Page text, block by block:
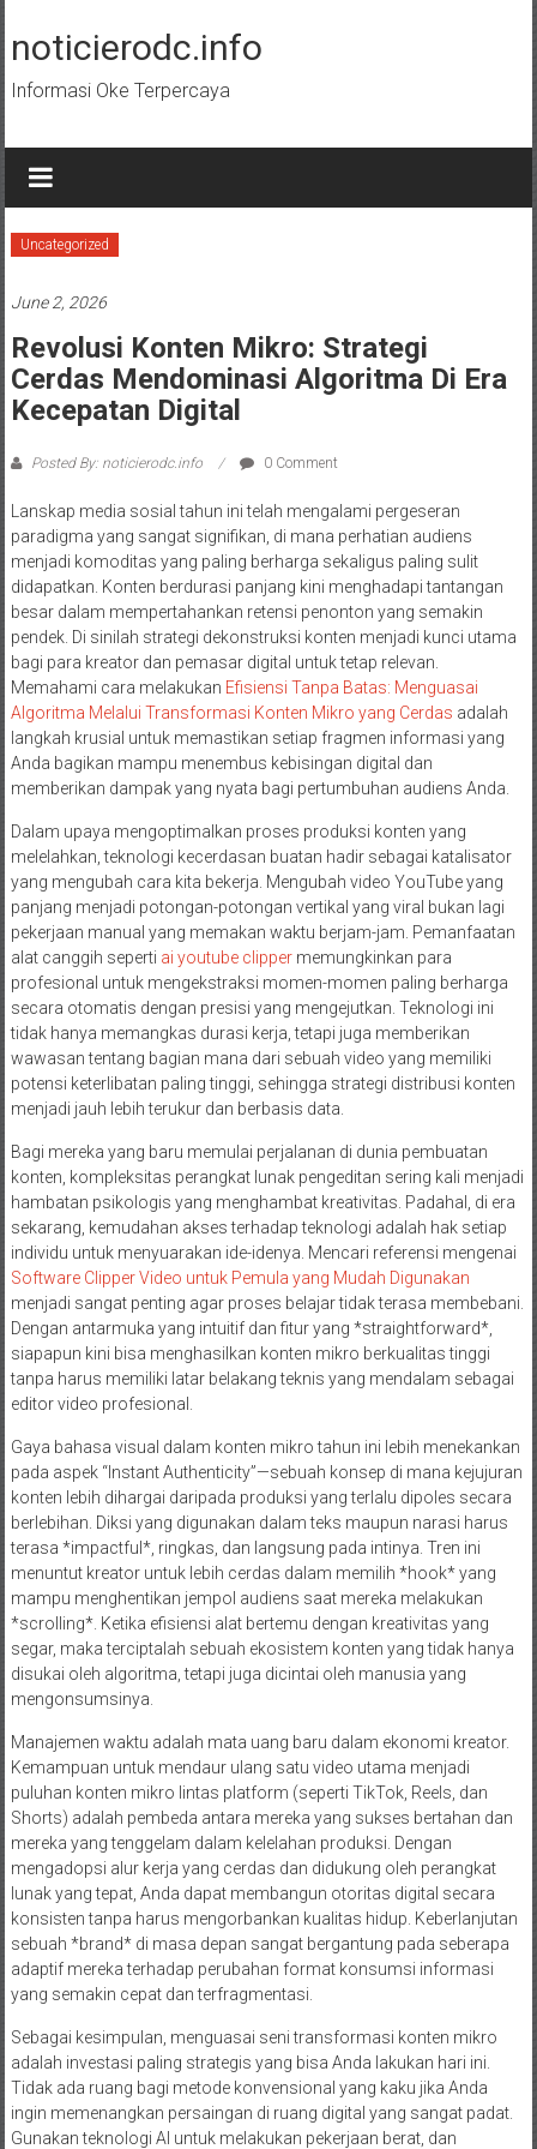
content
noticierodc.info
Informasi Oke Terpercaya
Uncategorized
June 2, 2026
Revolusi Konten Mikro: Strategi
Cerdas Mendominasi Algoritma Di Era
Kecepatan Digital
Posted By: noticierodc.info 0 Comment
Lanskap media sosial tahun ini telah mengalami pergeseran
paradigma yang sangat signifikan, di mana perhatian audiens
menjadi komoditas yang paling berharga sekaligus paling sulit
didapatkan. Konten berdurasi panjang kini menghadapi tantangan
besar dalam mempertahankan retensi penonton yang semakin
pendek. Di sinilah strategi dekonstruksi konten menjadi kunci utama
bagi para kreator dan pemasar digital untuk tetap relevan.
Memahami cara melakukan Efisiensi Tanpa Batas: Menguasai
Algoritma Melalui Transformasi Konten Mikro yang Cerdas adalah
langkah krusial untuk memastikan setiap fragmen informasi yang
Anda bagikan mampu menembus kebisingan digital dan
memberikan dampak yang nyata bagi pertumbuhan audiens Anda.
Dalam upaya mengoptimalkan proses produksi konten yang
melelahkan, teknologi kecerdasan buatan hadir sebagai katalisator
yang mengubah cara kita bekerja. Mengubah video YouTube yang
panjang menjadi potongan-potongan vertikal yang viral bukan lagi
pekerjaan manual yang memakan waktu berjam-jam. Pemanfaatan
alat canggih seperti ai youtube clippermemungkinkan para
profesional untuk mengekstraksi momen-momen paling berharga
secara otomatis dengan presisi yang mengejutkan. Teknologi ini
tidak hanya memangkas durasi kerja, tetapi juga memberikan
wawasan tentang bagian mana dari sebuah video yang memiliki
potensi keterlibatan paling tinggi, sehingga strategi distribusi konten
menjadi jauh lebih terukur dan berbasis data.
Bagi mereka yang baru memulai perjalanan di dunia pembuatan
konten, kompleksitas perangkat lunak pengeditan sering kali menjadi
hambatan psikologis yang menghambat kreativitas. Padahal, di era
sekarang, kemudahan akses terhadap teknologi adalah hak setiap
individu untuk menyuarakan ide-idenya. Mencari referensi mengenai
Software Clipper Video untuk Pemula yang Mudah Digunakan
menjadi sangat penting agar proses belajar tidak terasa membebani.
Dengan antarmuka yang intuitif dan fitur yang *straightforward*,
siapapun kini bisa menghasilkan konten mikro berkualitas tinggi
tanpa harus memiliki latar belakang teknis yang mendalam sebagai
editor video profesional.
Gaya bahasa visual dalam konten mikro tahun ini lebih menekankan
pada aspek “Instant Authenticity”—sebuah konsep di mana kejujuran
konten lebih dihargai daripada produksi yang terlalu dipoles secara
berlebihan. Diksi yang digunakan dalam teks maupun narasi harus
terasa *impactful*, ringkas, dan langsung pada intinya. Tren ini
menuntut kreator untuk lebih cerdas dalam memilih *hook* yang
mampu menghentikan jempol audiens saat mereka melakukan
*scrolling*. Ketika efisiensi alat bertemu dengan kreativitas yang
segar, maka terciptalah sebuah ekosistem konten yang tidak hanya
disukai oleh algoritma, tetapi juga dicintai oleh manusia yang
mengonsumsinya.
Manajemen waktu adalah mata uang baru dalam ekonomi kreator.
Kemampuan untuk mendaur ulang satu video utama menjadi
puluhan konten mikro lintas platform (seperti TikTok, Reels, dan
Shorts) adalah pembeda antara mereka yang sukses bertahan dan
mereka yang tenggelam dalam kelelahan produksi. Dengan
mengadopsi alur kerja yang cerdas dan didukung oleh perangkat
lunak yang tepat, Anda dapat membangun otoritas digital secara
konsisten tanpa harus mengorbankan kualitas hidup. Keberlanjutan
sebuah *brand* di masa depan sangat bergantung pada seberapa
adaptif mereka terhadap perubahan format konsumsi informasi
yang semakin cepat dan terfragmentasi.
Sebagai kesimpulan, menguasai seni transformasi konten mikro
adalah investasi paling strategis yang bisa Anda lakukan hari ini.
Tidak ada ruang bagi metode konvensional yang kaku jika Anda
ingin memenangkan persaingan di ruang digital yang sangat padat.
Gunakan teknologi AI untuk melakukan pekerjaan berat, dan